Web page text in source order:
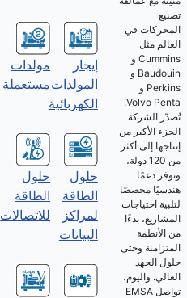
تصنيع
المحركات في
العالم مثل
Cummins و
Baudouin و
Perkins و
Volvo Penta.
تُصدّر الشركة
الجزء الأكبر من
إنتاجها إلى أكثر
من 120 دولة،
وتوفر دعمًا
هندسيًا مخصصًا
لتلبية احتياجات
المشاريع، بدءًا
من الأنظمة
المتزامنة وحتى
حلول الجهد
العالي. واليوم،
تواصل EMSA
إيجار
المولدات
الكهربائية
مولدات
مستعملة
حلول
الطاقة
لمراكز
البيانات
حلول
الطاقة
للاتصالات